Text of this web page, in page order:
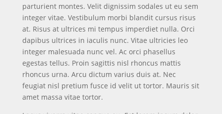
parturient montes. Velit dignissim sodales ut eu sem
integer vitae. Vestibulum morbi blandit cursus risus
at. Risus at ultrices mi tempus imperdiet nulla. Orci
dapibus ultrices in iaculis nunc. Vitae ultricies leo
integer malesuada nunc vel. Ac orci phasellus
egestas tellus. Proin sagittis nisl rhoncus mattis
rhoncus urna. Arcu dictum varius duis at. Nec
feugiat nisl pretium fusce id velit ut tortor. Mauris sit
amet massa vitae tortor.